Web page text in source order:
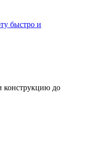
быстро и
конструкцию до